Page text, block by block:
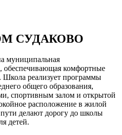
СУДАКОВО
муниципальная
обеспечивающая комфортные
Школа реализует программы
общего образования,
спортивным залом и открытой
расположение в жилой
делают дорогу до школы
детей.